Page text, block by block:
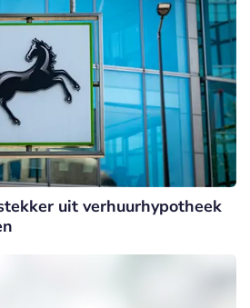
uit verhuurhypotheek